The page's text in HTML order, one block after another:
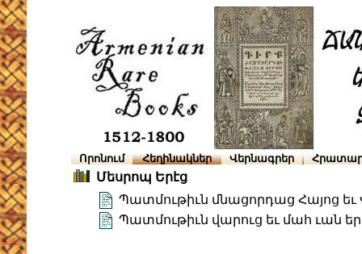
Որոնում Հեղինակներ Վերնագրեր
Մեսրոպ Երէց
Պատմութիւն մնացորդաց Հայոց եւ
Պատմութիւն վարուց եւ մահ ւան